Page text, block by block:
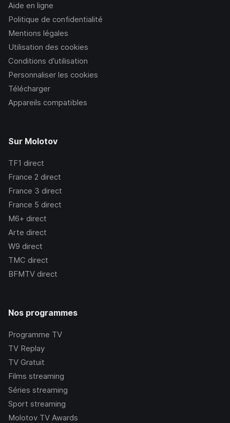
Aide en ligne
Politique de confidentialité
Mentions légales
Utilisation des cookies
Conditions d’utilisation
Personnaliser les cookies
Télécharger
Appareils compatibles
Sur Molotov
TF1 direct
France 2 direct
France 3 direct
France 5 direct
M6+ direct
Arte direct
W9 direct
TMC direct
BFMTV direct
Nos programmes
Programme TV
TV Replay
TV Gratuit
Films streaming
Séries streaming
Sport streaming
Molotov TV Awards